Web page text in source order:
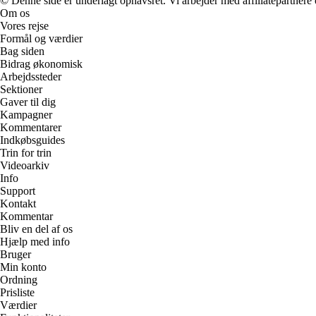
Om os
Vores rejse
Formål og værdier
Bag siden
Bidrag økonomisk
Arbejdssteder
Sektioner
Gaver til dig
Kampagner
Kommentarer
Indkøbsguides
Trin for trin
Videoarkiv
Info
Support
Kontakt
Kommentar
Bliv en del af os
Hjælp med info
Bruger
Min konto
Ordning
Prisliste
Værdier